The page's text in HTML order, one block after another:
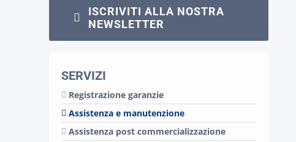
ISCRIVITI ALLA NOSTRA
NEWSLETTER
SERVIZI
Registrazione garanzie
Assistenza e manutenzione
Assistenza post commercializzazione